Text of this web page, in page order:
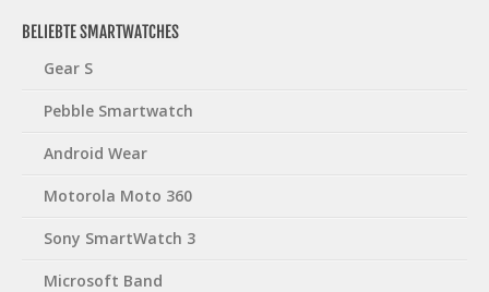
BELIEBTE SMARTWATCHES
Gear S
Pebble Smartwatch
Android Wear
Motorola Moto 360
Sony SmartWatch 3
Microsoft Band